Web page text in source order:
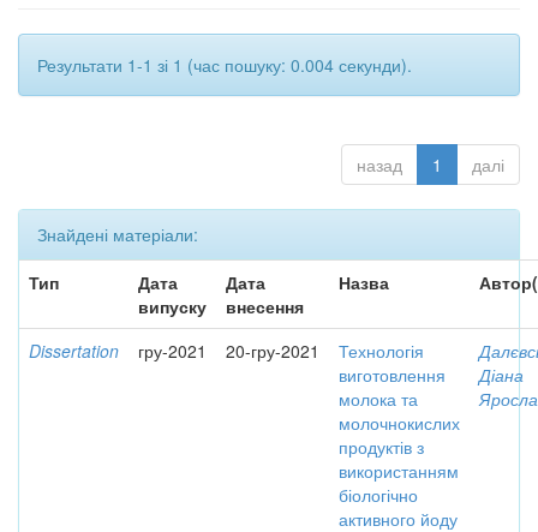
Результати 1-1 зі 1 (час пошуку: 0.004 секунди).
назад 1 далі
Знайдені матеріали:
Тип
Дата
випуску
Дата
внесення
Назва
Dissertation гру-2021 20-гру-2021
Технологія
виготовлення
молока та
молочнокислих
продуктів з
використанням
біологічно
активного йоду
Діана